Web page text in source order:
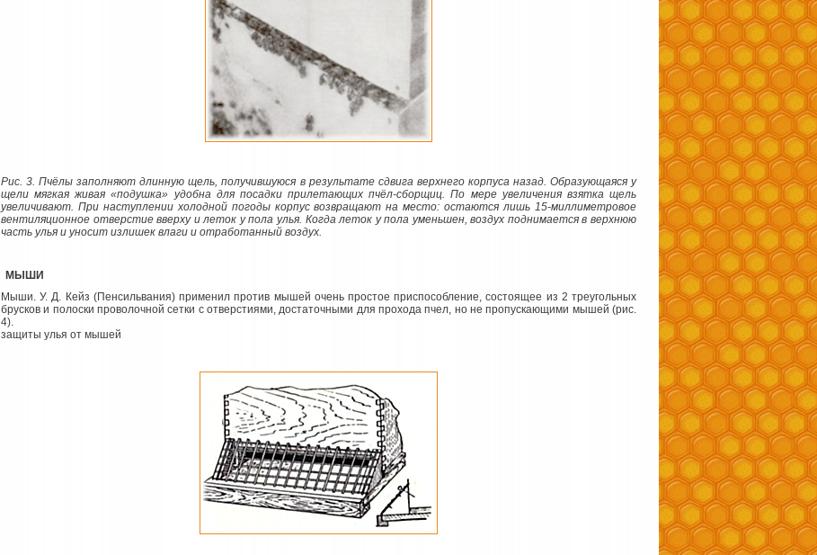
Рис. 3. Пчёлы заполняют длинную щель, получившуюся в результате сдвига верхнего корпуса назад. Образующаяся у
щели мягкая живая «подушка» удобна для посадки прилетающих пчёл-сборщиц. По мере увеличения взятка щель
увеличивают. При наступлении холодной погоды корпус возвращают на место: остаются лишь 15-миллиметровое
вентиляционное отверстие вверху и леток у пола улья. Когда леток у пола уменьшен, воздух поднимается в верхнюю
часть улья и уносит излишек влаги и отработанный воздух.
МЫШИ
Мыши. У. Д. Кейз (Пенсильвания) применил против мышей очень простое приспособление, состоящее из 2 треугольных
брусков и полоски проволочной сетки с отверстиями, достаточными для прохода пчел, но не пропускающими мышей (рис.
4).
защиты улья от мышей